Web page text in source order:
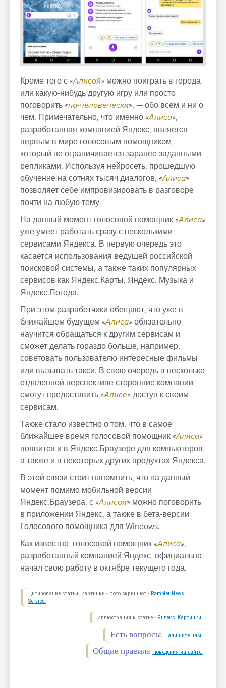
Кроме того с «Алисой» можно поиграть в города
или какую-нибудь другую игру или просто
поговорить «по-человечески», — обо всем и ни о
чем. Примечательно, что именно «Алиса»,
разработанная компанией Яндекс, является
первым в мире голосовым помощником,
который не ограничивается заранее заданными
репликами. Используя нейросеть, прошедшую
обучение на сотнях тысяч диалогов, «Алиса»
позволяет себе импровизировать в разговоре
почти на любую тему.
На данный момент голосовой помощник «Алиса»
уже умеет работать сразу с несколькими
сервисами Яндекса. В первую очередь это
касается использования ведущей российской
поисковой системы, а также таких популярных
сервисов как Яндекс.Карты, Яндекс. Музыка и
Яндекс.Погода.
При этом разработчики обещают, что уже в
ближайшем будущем «Алиса» обязательно
научится обращаться к другим сервисам и
сможет делать гораздо больше, например,
советовать пользователю интересные фильмы
или вызывать такси. В свою очередь в несколько
отдаленной перспективе сторонние компании
смогут предоставить «Алисе» доступ к своим
сервисам.
Также стало известно о том, что в самое
ближайшее время голосовой помощник «Алиса»
появится и в Яндекс.Браузере для компьютеров,
а также и в некоторых других продуктах Яндекса.
В этой связи стоит напомнить, что на данный
момент помимо мобильной версии
Яндекс.Браузера, с «Алисой» можно поговорить
в приложении Яндекс, а также в бета-версии
Голосового помощника для Windows.
Как известно, голосовой помощник «Алиса»,
разработанный компанией Яндекс, официально
начал свою работу в октябре текущего года.
Цитирование статьи, картинки - фото скриншот - Rambler News
Service.
Иллюстрация к статье - Яндекс. Картинки.
Есть вопросы. Напишите нам.
Общие правила поведения на сайте.